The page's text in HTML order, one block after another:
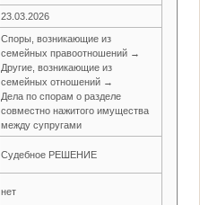
23.03.2026
Споры, возникающие из
семейных правоотношений →
Другие, возникающие из
семейных отношений →
Дела по спорам о разделе
совместно нажитого имущества
между супругами
Судебное РЕШЕНИЕ
нет